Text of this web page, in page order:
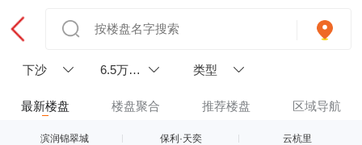
下沙
6.5万以
类型
最新楼盘 楼盘聚合 推荐楼盘 区域导航
滨润锦翠城 保利·天奕 云杭里